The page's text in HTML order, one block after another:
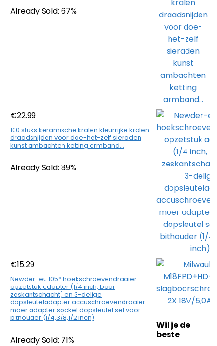
Already Sold: 67%
€22.99
100 stuks keramische kralen kleurrijke kralen
draadsnijden voor doe-het-zelf sieraden
kunst ambachten ketting armband…
Already Sold: 89%
€15.29
Newder-eu 105° hoekschroevendraaier
opzetstuk adapter (1/4 inch, boor
zeskantschacht) en 3-delige
dopsleuteladapter accuschroevendraaier
moer adapter socket dopsleutel set voor
bithouder (1/4,3/8,1/2 inch)
Already Sold: 71%
Wil je de
beste